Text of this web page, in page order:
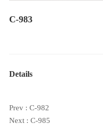
C-983
Details
Prev : C-982
Next : C-985